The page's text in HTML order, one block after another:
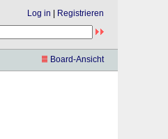
Log in
Registrieren
Board-Ansicht